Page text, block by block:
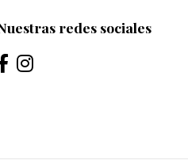
redes sociales